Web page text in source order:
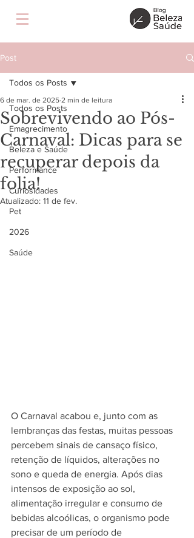
Post
Todos os Posts
Emagrecimento
Beleza e Saúde
Performance
Curiosidades
Pet
2026
Saúde
Todos os Posts
Sobrevivendo ao Pós-
Carnaval: Dicas para se
recuperar depois da
folia!
6 de mar. de 2025 2 min de leitura
Atualizado: 11 de fev.
O Carnaval acabou e, junto com as
lembranças das festas, muitas pessoas
percebem sinais de cansaço físico,
retenção de líquidos, alterações no
sono e queda de energia. Após dias
intensos de exposição ao sol,
alimentação irregular e consumo de
bebidas alcoólicas, o organismo pode
precisar de um período de